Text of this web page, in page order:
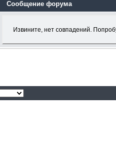
Сообщение форума
Извините, нет совпадений.